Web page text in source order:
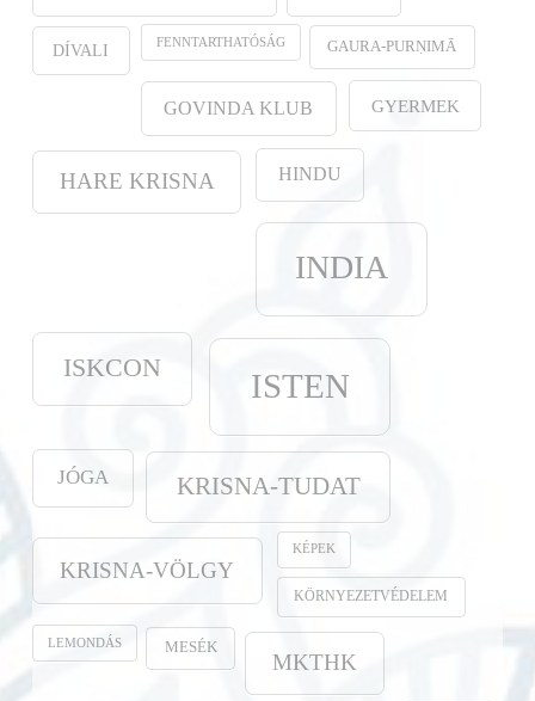
DÍVALI FENNTARTHATÓSÁG GAURA-PURṆIMĀ
GOVINDA KLUB GYERMEK
HARE KRISNA HINDU
INDIA
ISKCON ISTEN
JÓGA KRISNA-TUDAT
KRISNA-VÖLGY
KÉPEK
KÖRNYEZETVÉDELEM
LEMONDÁS MESÉK
MKTHK